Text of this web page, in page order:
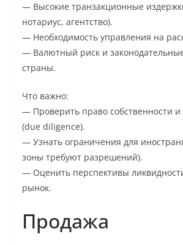
— Высокие транзакционные
нотариус, агентство).
— Необходимость управления на
— Валютный риск и
страны.
Что важно:
— Проверить право собственности
(due diligence).
— Узнать ограничения для
зоны требуют разрешений).
— Оценить перспективы
рынок.
Продажа